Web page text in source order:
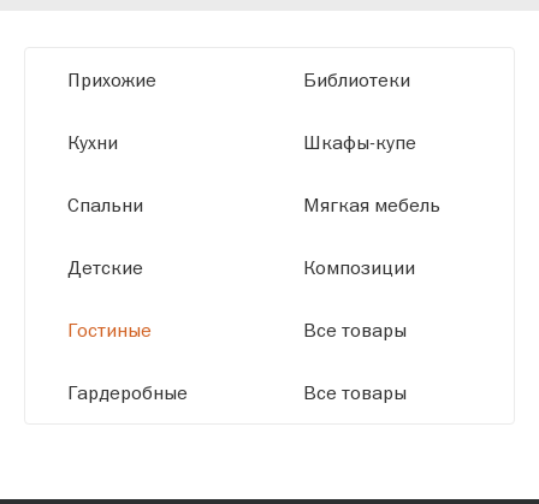
размерам.
Прихожие
Кухни
Спальни
Детские
Гостиные
Гардеробные
Библиотеки
Шкафы-купе
Мягкая мебель
Композиции
Все товары
Все товары